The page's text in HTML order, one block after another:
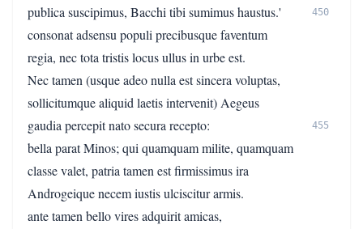
publica suscipimus, Bacchi tibi sumimus haustus.'
450
consonat adsensu populi precibusque faventum
regia, nec tota tristis locus ullus in urbe est.
Nec tamen (usque adeo nulla est sincera voluptas,
sollicitumque aliquid laetis intervenit) Aegeus
gaudia percepit nato secura recepto:
455
bella parat Minos; qui quamquam milite, quamquam
classe valet, patria tamen est firmissimus ira
Androgeique necem iustis ulciscitur armis.
ante tamen bello vires adquirit amicas,